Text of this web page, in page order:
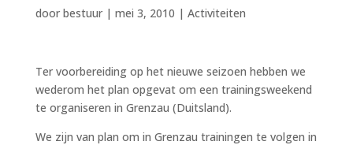
door bestuur| mei 3, 2010 | Activiteiten
Ter voorbereiding op het nieuwe seizoen hebben we
wederom het plan opgevat om een trainingsweekend
te organiseren in Grenzau (Duitsland).
We zijn van plan om in Grenzau trainingen te volgen in